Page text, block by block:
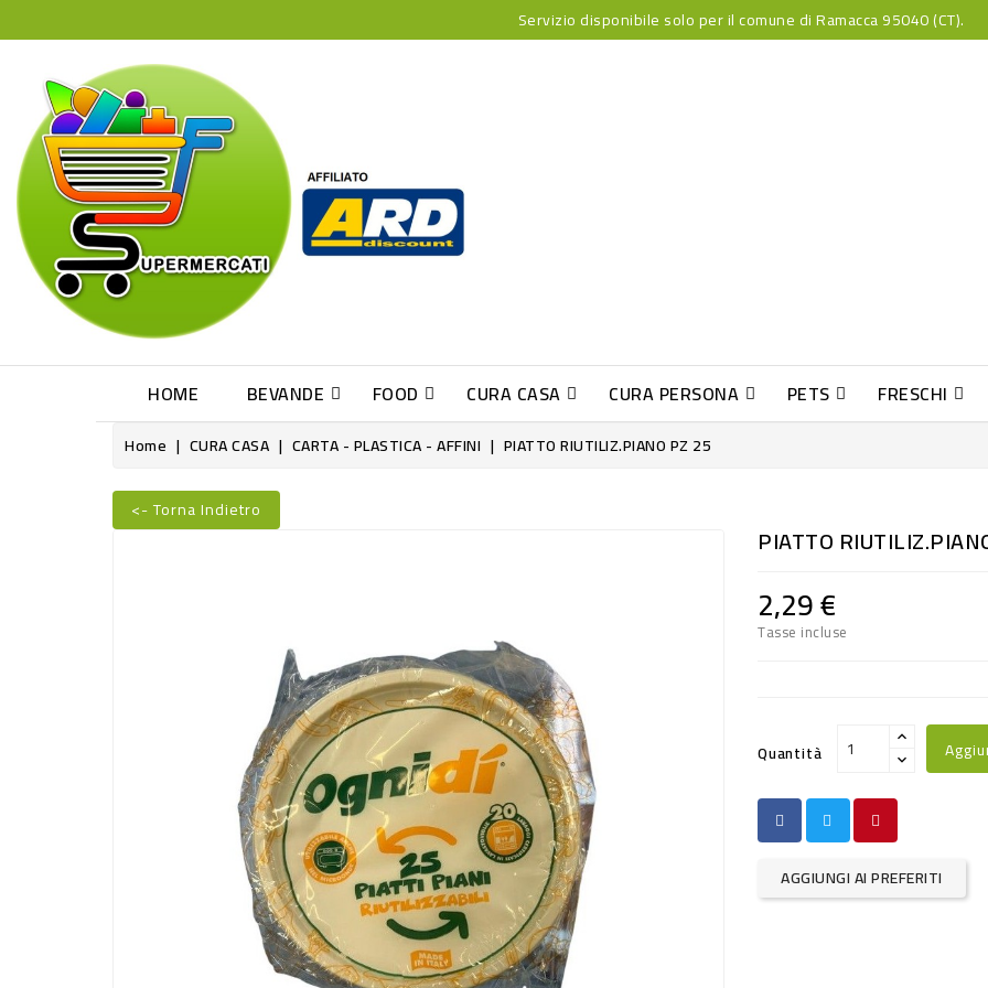
Servizio disponibile solo per il comune di Ramacca 95040 (CT).
HOME BEVANDE FOOD CURA CASA CURA PERSONA PETS FRESCHI
Home CURA CASA CARTA - PLASTICA - AFFINI PIATTO RIUTILIZ.PIANO PZ 25
<- Torna Indietro
PIATTO
2,29 €
Tasse incluse
Quantità
AGGIUNGI AI PREFERITI